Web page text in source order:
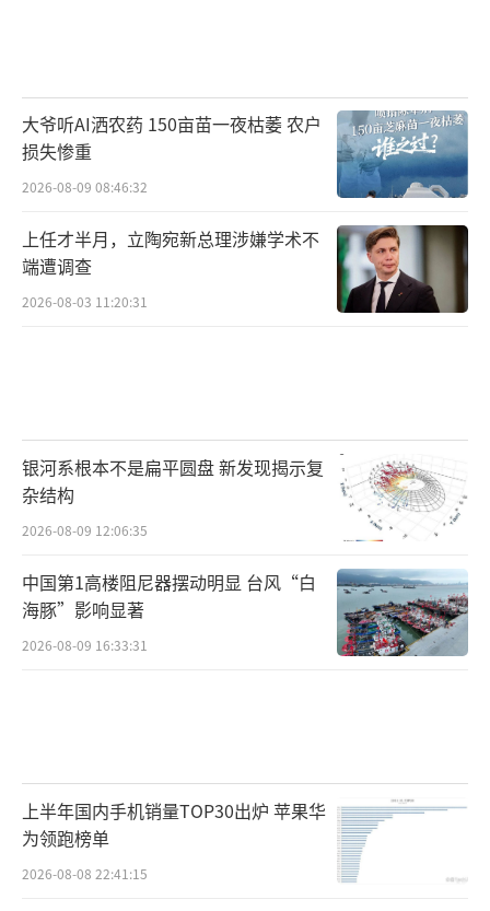
x0204）
大爷听AI洒农药 150亩苗一夜枯萎 农户
损失惨重
2026-08-09 08:46:32
上任才半月，立陶宛新总理涉嫌学术不
端遭调查
2026-08-03 11:20:31
银河系根本不是扁平圆盘 新发现揭示复
杂结构
2026-08-09 12:06:35
中国第1高楼阻尼器摆动明显 台风“白
海豚”影响显著
2026-08-09 16:33:31
上半年国内手机销量TOP30出炉 苹果华
为领跑榜单
2026-08-08 22:41:15